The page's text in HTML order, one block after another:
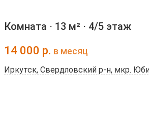
Комната ⋅ 13 м² ⋅ 4/5 этаж
14 000 р. в месяц
Иркутск, Свердловский р-н, мкр.